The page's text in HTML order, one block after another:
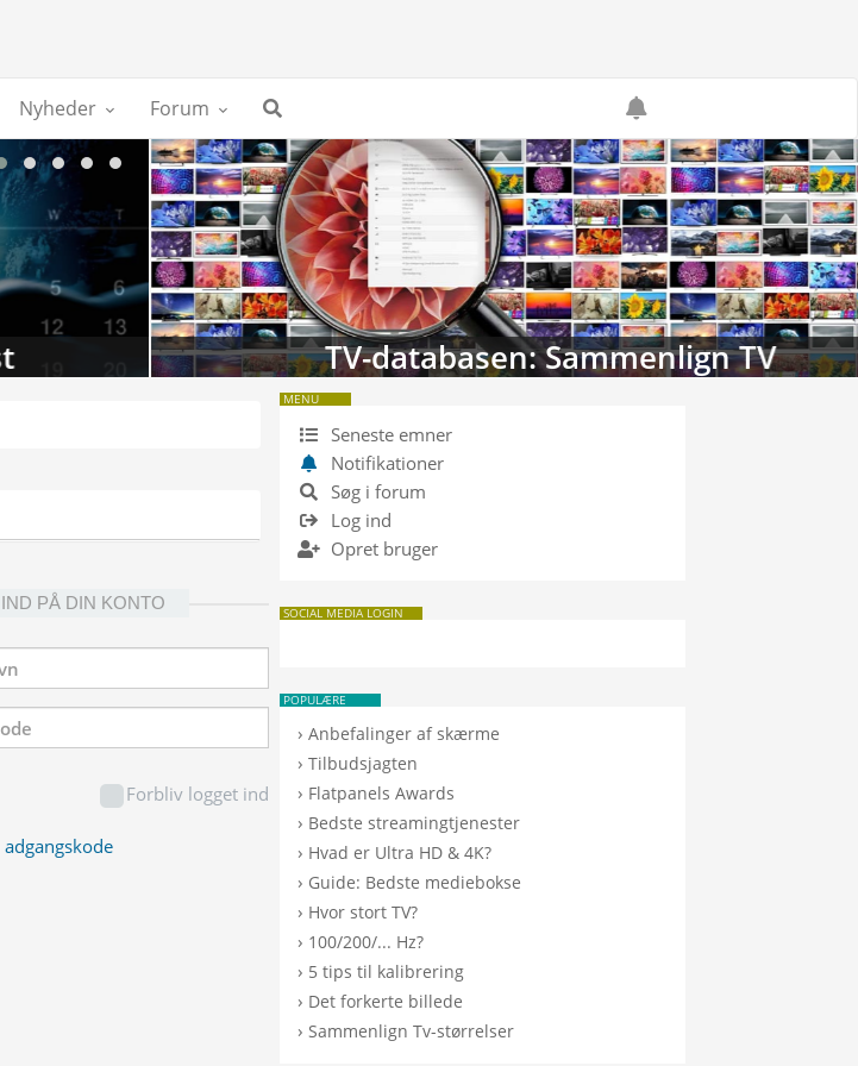
Nyheder Forum
TV-databasen: Sammenlign TV
PÅ DIN KONTO
Forbliv logget ind
MENU
Seneste emner
Notifikationer
Søg i forum
Log ind
Opret bruger
SOCIAL MEDIA LOGIN
POPULÆRE
›Anbefalinger af skærme
›Tilbudsjagten
› Flatpanels Awards
› Bedste streamingtjenester
› Hvad er Ultra HD & 4K?
› Guide: Bedste mediebokse
› Hvor stort TV?
› 100/200/... Hz?
› 5 tips til kalibrering
› Det forkerte billede
›Sammenlign Tv-størrelser